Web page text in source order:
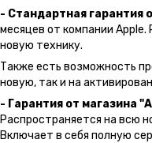
- Стандартная гарантия
месяцев от компании
новую технику.
Также есть возможность
новую, так и на
- Гарантия от магазина
Распространяется на всю
Включает в себя полную